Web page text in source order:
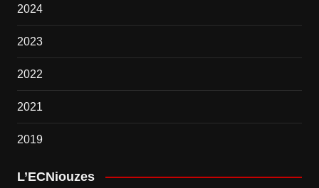
2024
2023
2022
2021
2019
L’ECNiouzes